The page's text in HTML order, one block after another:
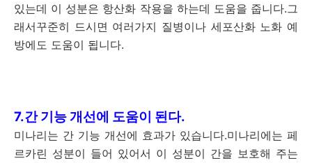
있는데 이 성분은 항산화 작용을 하는데 도움을 줍니다.그
래서꾸준히 드시면 여러가지 질병이나 세포산화 노화 예
방에도 도움이 됩니다.
7.간 기능 개선에 도움이 된다.
미나리는 간 기능 개선에 효과가 있습니다.미나리에는 페
르카린 성분이 들어 있어서 이 성분이 간을 보호해 주는